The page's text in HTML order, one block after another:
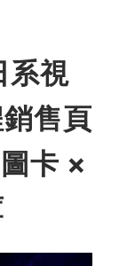
系視
售頁
卡 ×